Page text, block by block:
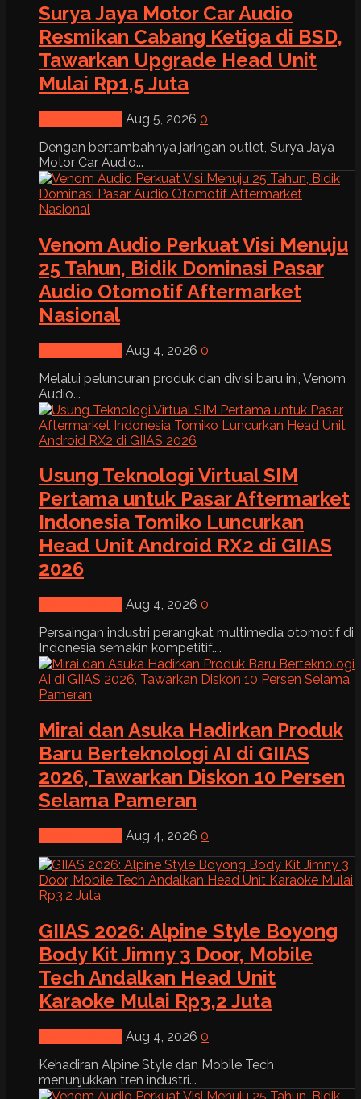
Surya Jaya Motor Car Audio
Resmikan Cabang Ketiga di BSD,
Tawarkan Upgrade Head Unit
Mulai Rp1,5 Juta
Aug 5, 2026 0
Dengan bertambahnya jaringan outlet, Surya Jaya
Motor Car Audio...
Venom Audio Perkuat Visi Menuju
25 Tahun, Bidik Dominasi Pasar
Audio Otomotif Aftermarket
Nasional
Aug 4, 2026 0
Melalui peluncuran produk dan divisi baru ini, Venom
Audio...
Usung Teknologi Virtual SIM
Pertama untuk Pasar Aftermarket
Indonesia Tomiko Luncurkan
Head Unit Android RX2 di GIIAS
2026
Aug 4, 2026 0
Persaingan industri perangkat multimedia otomotif di
Indonesia semakin kompetitif....
Mirai dan Asuka Hadirkan Produk
Baru Berteknologi AI di GIIAS
2026, Tawarkan Diskon 10 Persen
Selama Pameran
Aug 4, 2026 0
GIIAS 2026: Alpine Style Boyong
Body Kit Jimny 3 Door, Mobile
Tech Andalkan Head Unit
Karaoke Mulai Rp3,2 Juta
Aug 4, 2026 0
Kehadiran Alpine Style dan Mobile Tech
menunjukkan tren industri...